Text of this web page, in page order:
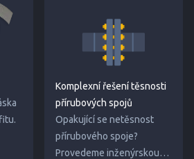
Komplexní řešení těsnosti
přírubových spojů
Opakující se netěsnost
přírubového spoje?
Provedeme inženýrskou